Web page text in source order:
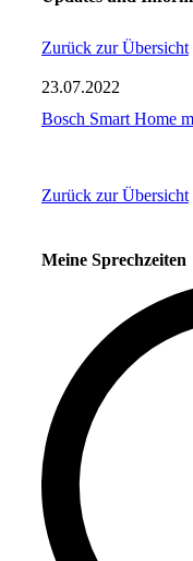
Zurück zur Übersicht
23.07.2022
Bosch Smart Home
Zurück zur Übersicht
Meine Sprechzeiten